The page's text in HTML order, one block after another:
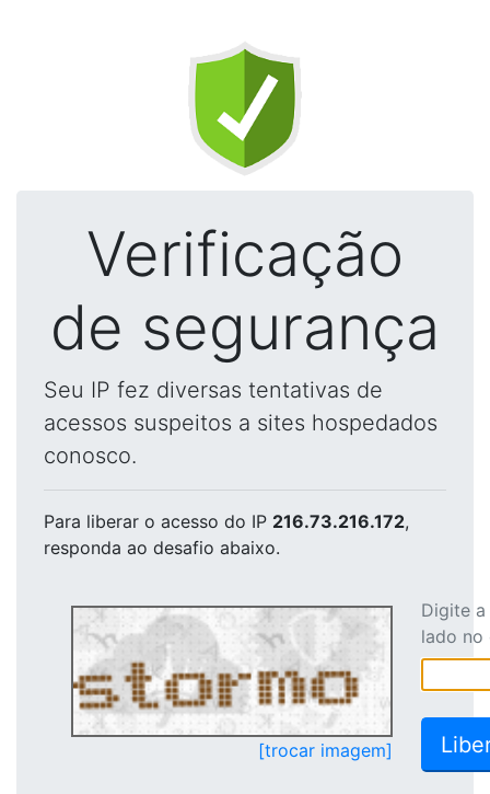
Verificação
de segurança
Seu IP fez diversas tentativas de
acessos suspeitos a sites hospedados
conosco.
Para liberar o acesso do IP 216.73.216.172,
responda ao desafio abaixo.
[trocar imagem]
Digite
lado no